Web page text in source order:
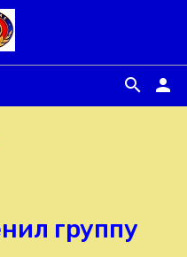
person
search
группу